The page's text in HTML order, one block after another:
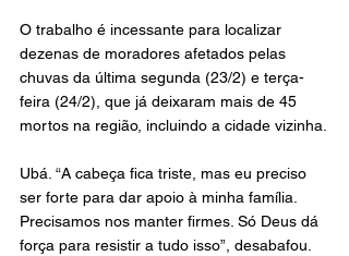
O trabalho é incessante para localizar
dezenas de moradores afetados pelas
chuvas da última segunda (23/2) e terça-
feira (24/2), que já deixaram mais de 45
mortos na região, incluindo a cidade vizinha.
Ubá. “A cabeça fica triste, mas eu preciso
ser forte para dar apoio à minha família.
Precisamos nos manter firmes. Só Deus dá
força para resistir a tudo isso”, desabafou.